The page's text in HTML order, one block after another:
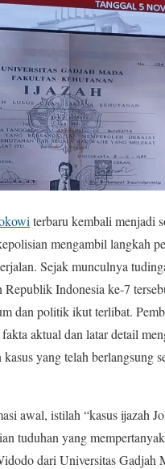
terbaru kembali menjadi
mengambil langkah
Sejak munculnya
Republik Indonesia ke-7
dan politik ikut terlibat.
aktual dan latar detail
yang telah berlangsung
awal, istilah “kasus ijazah
tuduhan yang
dari Universitas Gadjah